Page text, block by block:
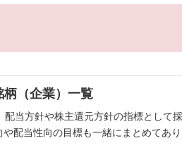
柄（企業）一覧
配当方針や株主還元方針の指標として
配当性向の目標も一緒にまとめてあり